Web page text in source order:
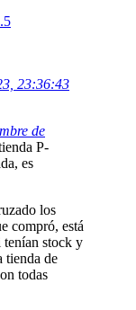
23:36:43
de
P-
es
los
compró, está
tenían stock y
tienda de
todas